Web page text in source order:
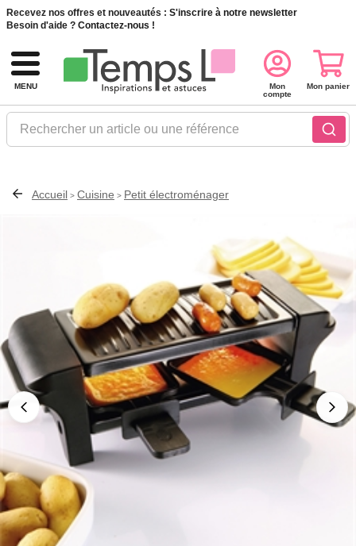
Recevez nos offres et nouveautés : S'inscrire à notre newsletter
Besoin d'aide ? Contactez-nous !
MENU
Rechercher un article ou une référence
Mon
compte
Mon panier
Accueil > Cuisine > Petit électroménager